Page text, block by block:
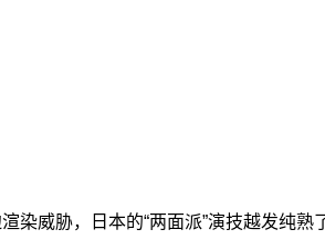
染威胁，日本的“两面派”演技越发纯熟